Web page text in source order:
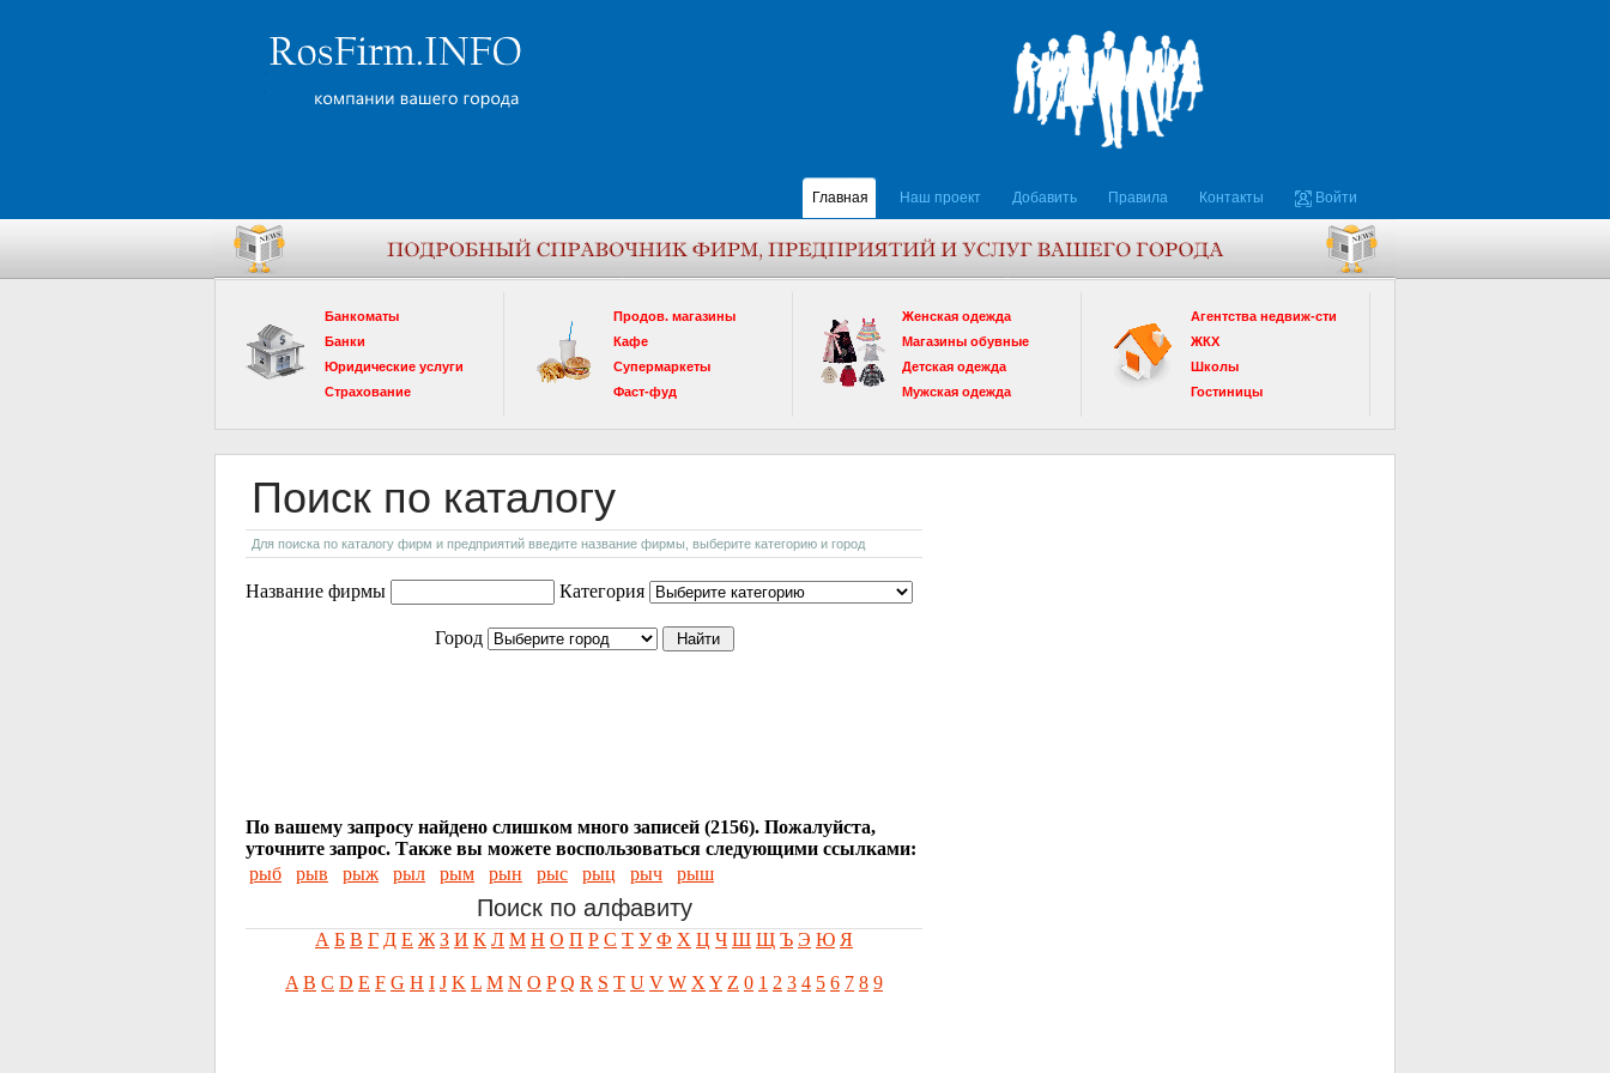
Главная Наш проект Добавить Правила Контакты Войти
Банкоматы
Банки
Юридические услуги
Страхование
Продов. магазины
Кафе
Супермаркеты
Фаст-фуд
Женская одежда
Магазины обувные
Детская одежда
Мужская одежда
Агентства недвиж-сти
ЖКХ
Школы
Гостиницы
Поиск по каталогу
Для поиска по каталогу фирм и предприятий введите название фирмы, выберите категорию и город
Название фирмы Категория
Город
По вашему запросу найдено слишком много записей (2156). Пожалуйста,
уточните запрос. Также вы можете воспользоваться следующими ссылками:
рыб
рыв рыж рыл рым рын рыс рыц рыч рыш
Поиск по алфавиту
А Б В Г Д Е Ж З И К Л М Н О П Р С Т У Ф Х Ц Ч Ш Щ Ъ Э Ю Я
A B C D E F G H I J K L M N O P Q R S T U V W X Y Z 0 1 2 3 4 5 6 7 8 9